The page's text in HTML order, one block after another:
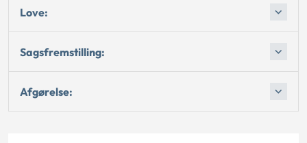
Love:
Sagsfremstilling:
Afgørelse: